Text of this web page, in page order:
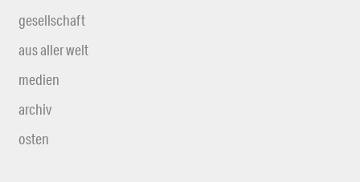
gesellschaft
aus aller welt
medien
archiv
osten